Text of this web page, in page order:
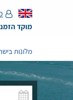
מוקד הזמנות: 072-3712200, א'-ה': 19:00-9:00,
מלונות